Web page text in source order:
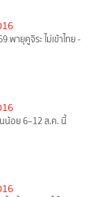
ายุคูจิระ ไม่เข้าไทย -
น้อย 6–12 ส.ค. นี้